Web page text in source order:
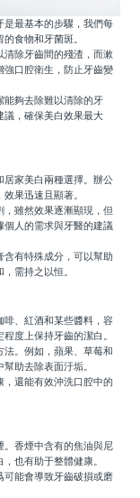
最基本的步驟，我們每
食物和牙菌斑。
除牙齒間的殘渣，而漱
強口腔衛生，防止牙齒變
夠去除難以清除的牙
議，確保美白效果最大
家美白兩種選擇。辦公
果迅速且顯著。
雖然效果逐漸顯現，但
個人的需求與牙醫的建議
有特殊成分，可以幫助
需持之以恒。
、紅酒和某些醬料，容
度上保持牙齒的潔白。
。例如，蘋果、草莓和
助去除表面汙垢。
還能有效沖洗口腔中的
香煙中含有的焦油與尼
也有助于整體健康。
能會導致牙齒破損或磨